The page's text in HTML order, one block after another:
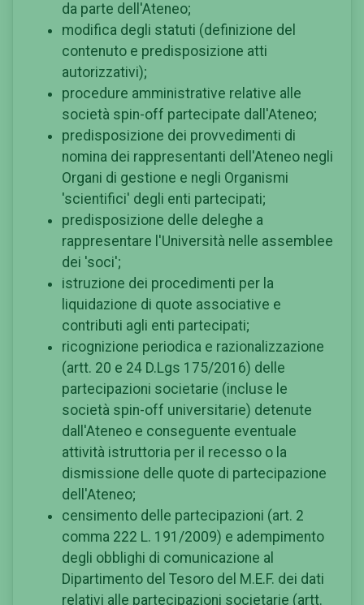
da parte dell'Ateneo;
modifica degli statuti (definizione del
contenuto e predisposizione atti
autorizzativi);
procedure amministrative relative alle
società spin-off partecipate dall'Ateneo;
predisposizione dei provvedimenti di
nomina dei rappresentanti dell'Ateneo negli
Organi di gestione e negli Organismi
'scientifici' degli enti partecipati;
predisposizione delle deleghe a
rappresentare l'Università nelle assemblee
dei 'soci';
istruzione dei procedimenti per la
liquidazione di quote associative e
contributi agli enti partecipati;
ricognizione periodica e razionalizzazione
(artt. 20 e 24 D.Lgs 175/2016) delle
partecipazioni societarie (incluse le
società spin-off universitarie) detenute
dall'Ateneo e conseguente eventuale
attività istruttoria per il recesso o la
dismissione delle quote di partecipazione
dell'Ateneo;
censimento delle partecipazioni (art. 2
comma 222 L. 191/2009) e adempimento
degli obblighi di comunicazione al
Dipartimento del Tesoro del M.E.F. dei dati
relativi alle partecipazioni societarie (artt.